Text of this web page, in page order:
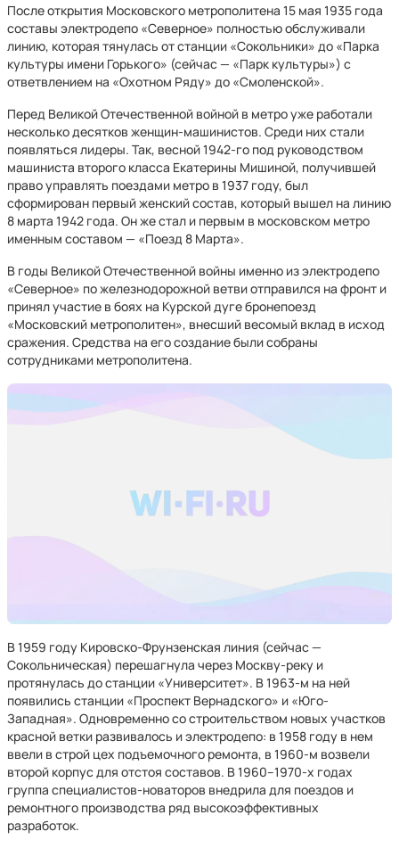
После открытия Московского метрополитена 15 мая 1935 года
составы электродепо «Северное» полностью обслуживали
линию, которая тянулась от станции «Сокольники» до «Парка
культуры имени Горького» (сейчас — «Парк культуры») с
ответвлением на «Охотном Ряду» до «Смоленской».
Перед Великой Отечественной войной в метро уже работали
несколько десятков женщин-машинистов. Среди них стали
появляться лидеры. Так, весной 1942-го под руководством
машиниста второго класса Екатерины Мишиной, получившей
право управлять поездами метро в 1937 году, был
сформирован первый женский состав, который вышел на линию
8 марта 1942 года. Он же стал и первым в московском метро
именным составом — «Поезд 8 Марта».
В годы Великой Отечественной войны именно из электродепо
«Северное» по железнодорожной ветви отправился на фронт и
принял участие в боях на Курской дуге бронепоезд
«Московский метрополитен», внесший весомый вклад в исход
сражения. Средства на его создание были собраны
сотрудниками метрополитена.
В 1959 году Кировско-Фрунзенская линия (сейчас —
Сокольническая) перешагнула через Москву-реку и
протянулась до станции «Университет». В 1963-м на ней
появились станции «Проспект Вернадского» и «Юго-
Западная». Одновременно со строительством новых участков
красной ветки развивалось и электродепо: в 1958 году в нем
ввели в строй цех подъемочного ремонта, в 1960-м возвели
второй корпус для отстоя составов. В 1960–1970-х годах
группа специалистов-новаторов внедрила для поездов и
ремонтного производства ряд высокоэффективных
разработок.